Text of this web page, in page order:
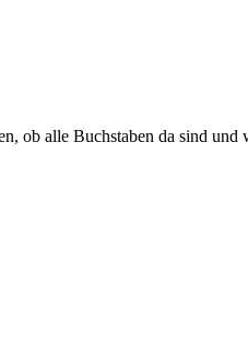
ob alle Buchstaben da sind und